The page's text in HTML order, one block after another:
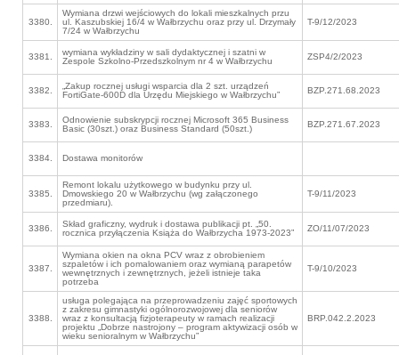
3380.
Wymiana drzwi wejściowych do lokali mieszkalnych przu
ul. Kaszubskiej 16/4 w Wałbrzychu oraz przy ul. Drzymały
7/24 w Wałbrzychu
T-9/12/2023
3381.
wymiana wykładziny w sali dydaktycznej i szatni w
Zespole Szkolno-Przedszkolnym nr 4 w Wałbrzychu
ZSP4/2/2023
3382.
„Zakup rocznej usługi wsparcia dla 2 szt. urządzeń
FortiGate-600D dla Urzędu Miejskiego w Wałbrzychu”
BZP.271.68.2023
3383.
Odnowienie subskrypcji rocznej Microsoft 365 Business
Basic (30szt.) oraz Business Standard (50szt.)
BZP.271.67.2023
3384. Dostawa monitorów
3385.
Remont lokalu użytkowego w budynku przy ul.
Dmowskiego 20 w Wałbrzychu (wg załączonego
przedmiaru).
T-9/11/2023
3386.
Skład graficzny, wydruk i dostawa publikacji pt. „50.
rocznica przyłączenia Książa do Wałbrzycha 1973-2023”
ZO/11/07/2023
3387.
Wymiana okien na okna PCV wraz z obrobieniem
szpaletów i ich pomalowaniem oraz wymianą parapetów
wewnętrznych i zewnętrznych, jeżeli istnieje taka
potrzeba
T-9/10/2023
3388.
usługa polegająca na przeprowadzeniu zajęć sportowych
z zakresu gimnastyki ogólnorozwojowej dla seniorów
wraz z konsultacją fizjoterapeuty w ramach realizacji
projektu „Dobrze nastrojony – program aktywizacji osób w
wieku senioralnym w Wałbrzychu”
BRP.042.2.2023